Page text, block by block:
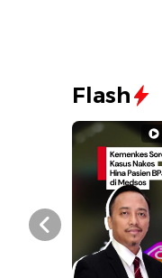
Flash
Prev